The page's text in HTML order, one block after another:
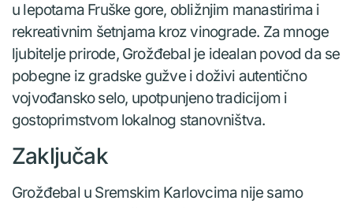
u lepotama Fruške gore, obližnjim manastirima i
rekreativnim šetnjama kroz vinograde. Za mnoge
ljubitelje prirode, Grožđebal je idealan povod da se
pobegne iz gradske gužve i doživi autentično
vojvođansko selo, upotpunjeno tradicijom i
gostoprimstvom lokalnog stanovništva.
Zaključak
Grožđebal u Sremskim Karlovcima nije samo